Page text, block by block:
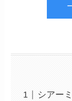
シアー